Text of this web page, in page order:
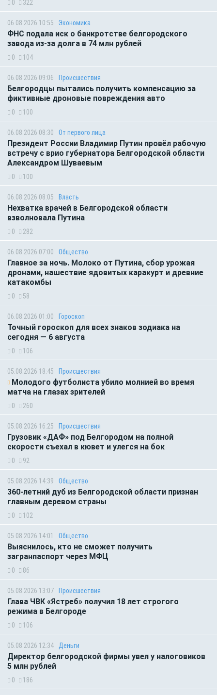
0 322
06.08.2026 10:55 Экономика
ФНС подала иск о банкротстве белгородского
завода из-за долга в 74 млн рублей
0 104
06.08.2026 09:06 Происшествия
Белгородцы пытались получить компенсацию за
фиктивные дроновые повреждения авто
0 100
06.08.2026 08:30 От первого лица
Президент России Владимир Путин провёл рабочую
встречу с врио губернатора Белгородской области
Александром Шуваевым
0 100
06.08.2026 08:05 Власть
Нехватка врачей в Белгородской области
взволновала Путина
0 282
06.08.2026 07:00 Общество
Главное за ночь. Молоко от Путина, сбор урожая
дронами, нашествие ядовитых каракурт и древние
катакомбы
0 58
06.08.2026 01:00 Гороскоп
Точный гороскоп для всех знаков зодиака на
сегодня — 6 августа
0 106
05.08.2026 18:45 Происшествия
Молодого футболиста убило молнией во время
матча на глазах зрителей
0 260
05.08.2026 16:25 Происшествия
Грузовик «ДАФ» под Белгородом на полной
скорости съехал в кювет и улегся на бок
0 92
05.08.2026 14:39 Общество
360-летний дуб из Белгородской области признан
главным деревом страны
0 102
05.08.2026 14:01 Общество
Выяснилось, кто не сможет получить
загранпаспорт через МФЦ
0 86
05.08.2026 13:07 Происшествия
Глава ЧВК «Ястреб» получил 18 лет строгого
режима в Белгороде
0 106
05.08.2026 12:34 Деньги
Директор белгородской фирмы увел у налоговиков
5 млн рублей
0 186